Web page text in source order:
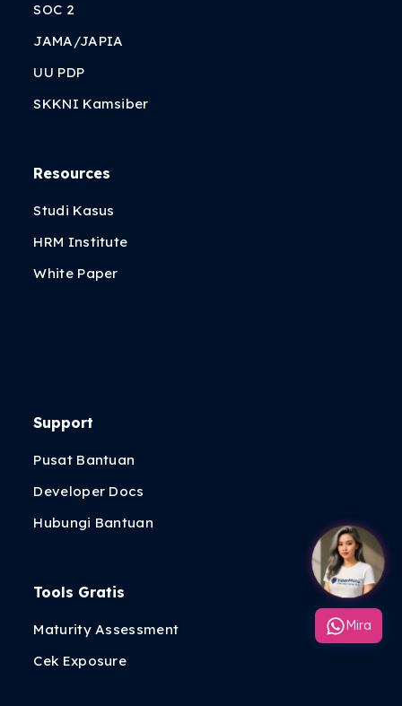
SOC 2
JAMA/JAPIA
UU PDP
SKKNI Kamsiber
Resources
Studi Kasus
HRM Institute
White Paper
Support
Pusat Bantuan
Developer Docs
Hubungi Bantuan
Tools Gratis
Maturity Assessment
Cek Exposure
Mira